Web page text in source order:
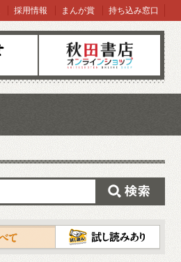
オンラインショップ
採用情報 まんが賞 持ち込み窓口